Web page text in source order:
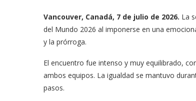
Vancouver, Canadá, 7 de julio de 2026. La
del Mundo 2026 al imponerse en una
y la prórroga.
El encuentro fue intenso y muy equilibrado,
ambos equipos. La igualdad se mantuvo
pasos.